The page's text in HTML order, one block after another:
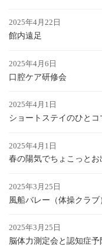
2025年4月22日
館内遠足
2025年4月6日
口腔ケア研修会
2025年4月1日
ショートステイのひとコ
2025年4月1日
春の陽気でちょこっとお
2025年3月25日
風船バレー（体操クラブ
2025年3月25日
脳体力測定会と認知症予